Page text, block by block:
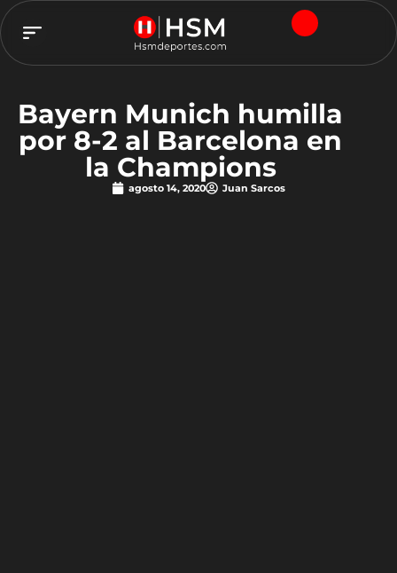
Bayern Munich humilla
por 8-2 al Barcelona en
la Champions
agosto 14, 2020 Juan Sarcos